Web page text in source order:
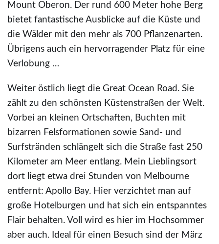
Mount Oberon. Der rund 600 Meter hohe Berg
bietet fantastische Ausblicke auf die Küste und
die Wälder mit den mehr als 700 Pflanzenarten.
Übrigens auch ein hervorragender Platz für eine
Verlobung …
Weiter östlich liegt die Great Ocean Road. Sie
zählt zu den schönsten Küstenstraßen der Welt.
Vorbei an kleinen Ortschaften, Buchten mit
bizarren Felsformationen sowie Sand- und
Surfstränden schlängelt sich die Straße fast 250
Kilometer am Meer entlang. Mein Lieblingsort
dort liegt etwa drei Stunden von Melbourne
entfernt: Apollo Bay. Hier verzichtet man auf
große Hotelburgen und hat sich ein entspanntes
Flair behalten. Voll wird es hier im Hochsommer
aber auch. Ideal für einen Besuch sind der März